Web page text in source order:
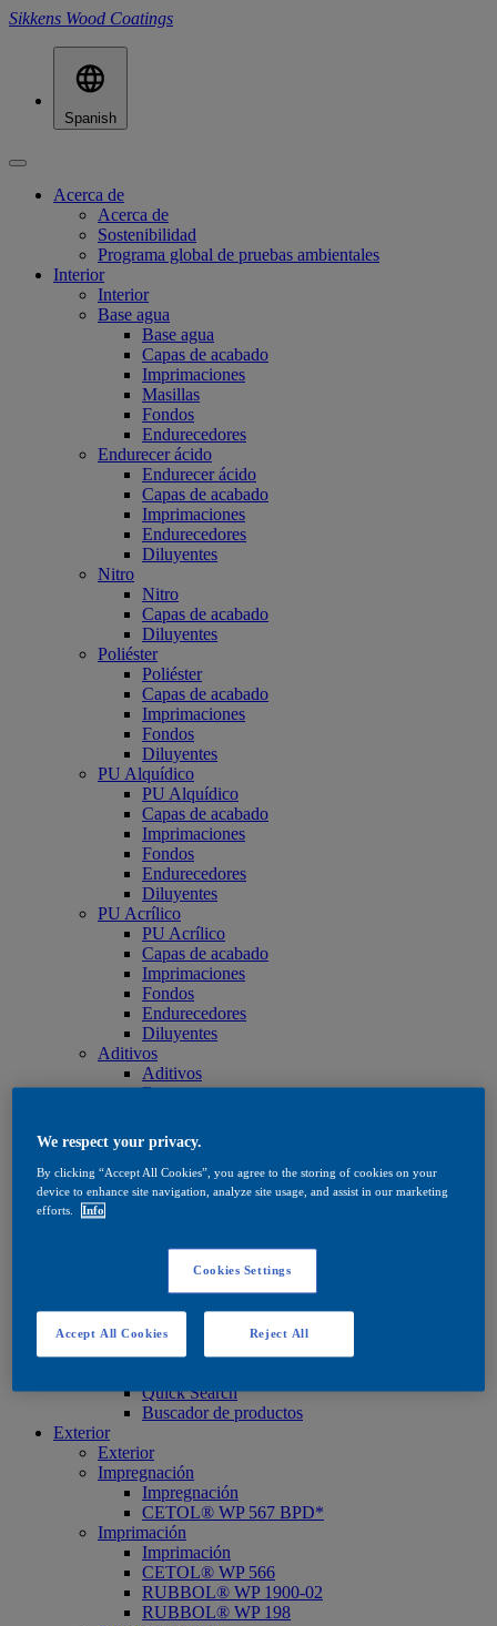
Sikkens Wood Coatings
Spanish
Acerca de
Acerca de
Sostenibilidad
Programa global de pruebas ambientales
Interior
Interior
Base agua
Base agua
Capas de acabado
Imprimaciones
Masillas
Fondos
Endurecedores
Endurecer ácido
Endurecer ácido
Capas de acabado
Imprimaciones
Endurecedores
Diluyentes
Nitro
Nitro
Capas de acabado
Diluyentes
Poliéster
Poliéster
Capas de acabado
Imprimaciones
Fondos
Diluyentes
PU Alquídico
PU Alquídico
Capas de acabado
Imprimaciones
Fondos
Endurecedores
Diluyentes
PU Acrílico
PU Acrílico
Capas de acabado
Imprimaciones
Fondos
Endurecedores
Diluyentes
Aditivos
Aditivos
Base agua
Aceites y ceras
Aceites y ceras
Aceites y ceras
Cuidado
Base disolvente
Aceites y ceras
Productos de tinte
Productos de tinte
Base agua
Base disolvente
Quick Search
Buscador de productos
Exterior
Exterior
Impregnación
Impregnación
CETOL® WP 567 BPD*
Imprimación
Imprimación
CETOL® WP 566
RUBBOL® WP 1900-02
RUBBOL® WP 198
We respect your privacy.
By clicking “Accept All Cookies”, you agree to the storing of cookies on your
device to enhance site navigation, analyze site usage, and assist in our marketing
efforts.
Info
Cookies Settings
Reject All
Accept All Cookies